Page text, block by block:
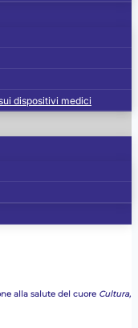
dispositivi medici
alla salute del cuore Cultura,